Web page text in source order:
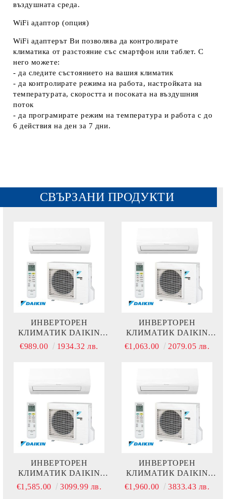
въздушната среда.
WiFi адаптор (опция)
WiFi адаптерът Ви позволява да контролирате
климатика от разстояние със смартфон или таблет. С
него можете:
- да следите състоянието на вашия климатик
- да контролирате режима на работа, настройката на
температурата, скоростта и посоката на въздушния
поток
- да програмирате режим на температура и работа с до
6 действия на ден за 7 дни.
СВЪРЗАНИ ПРОДУКТИ
ИНВЕРТОРЕН
КЛИМАТИК DAIKIN
SENSIRA FTXF25E +
€989.00 1934.32 лв.
ИНВЕРТОРЕН
КЛИМАТИК DAIKIN
SENSIRA FTXF35E +
€1,063.00 2079.05 лв.
ИНВЕРТОРЕН
КЛИМАТИК DAIKIN
SENSIRA FTXF50D +
€1,585.00 3099.99 лв.
ИНВЕРТОРЕН
КЛИМАТИК DAIKIN
SENSIRA FTXF60D +
€1,960.00 3833.43 лв.